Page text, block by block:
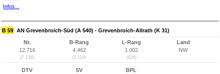
Infos...
B 59 AN Grevenbroich-Süd (A 540) - Grevenbroich-Allrath (K 31)
Nr.
12.716
(7.138)
B-Rang
4.462
(2.119)
L-Rang
1.002
(426)
Land
NW
DTV
SV
BPL